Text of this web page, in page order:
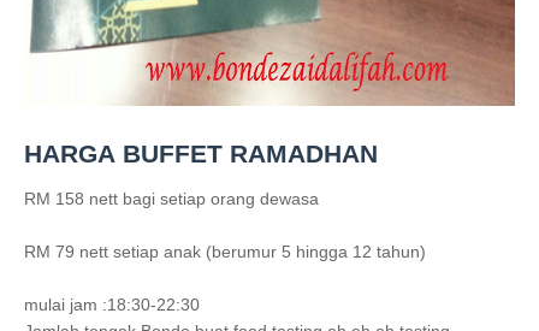
HARGA BUFFET RAMADHAN
RM 158 nett bagi setiap orang dewasa
RM 79 nett setiap anak (berumur 5 hingga 12 tahun)
mulai jam :18:30-22:30